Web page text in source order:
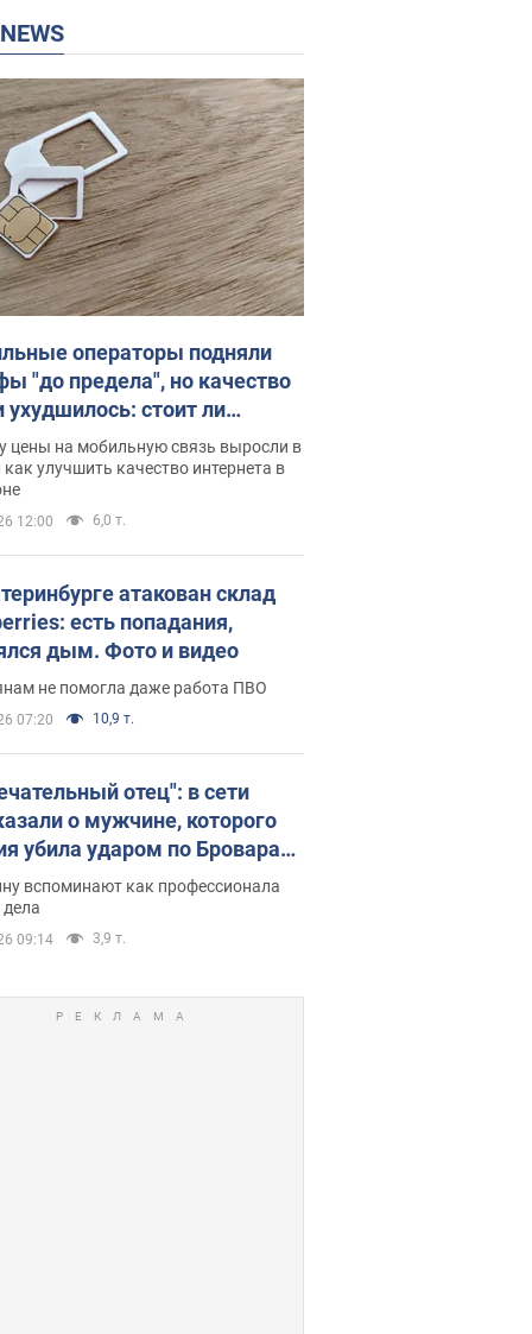
NEWS
операторы подняли
"до предела", но качество
ухудшилось: стоит ли
на цены
цены на мобильную связь выросли в
улучшить качество интернета в
12:00 6,0 т.
атакован склад
есть попадания,
дым. Фото и видео
не помогла даже работа ПВО
07:20 10,9 т.
отец": в сети
о мужчине, которого
убила ударом по Броварам.
вспоминают как профессионала
дела
09:14 3,9 т.